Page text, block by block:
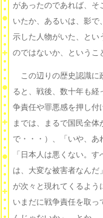
があったのであれば、
いたか、あるいは、影
示した人物がいた、とい
のではないか、というこ
この辺りの歴史認識に
ると、戦後、数十年も
争責任や罪悪感を押し付
までは、まるで国民全
で・・・）、「いや、あ
「日本人は悪くない。
は、大変な被害者なんだ
が次々と現れてくるよう
いまだに戦争責任を取っ